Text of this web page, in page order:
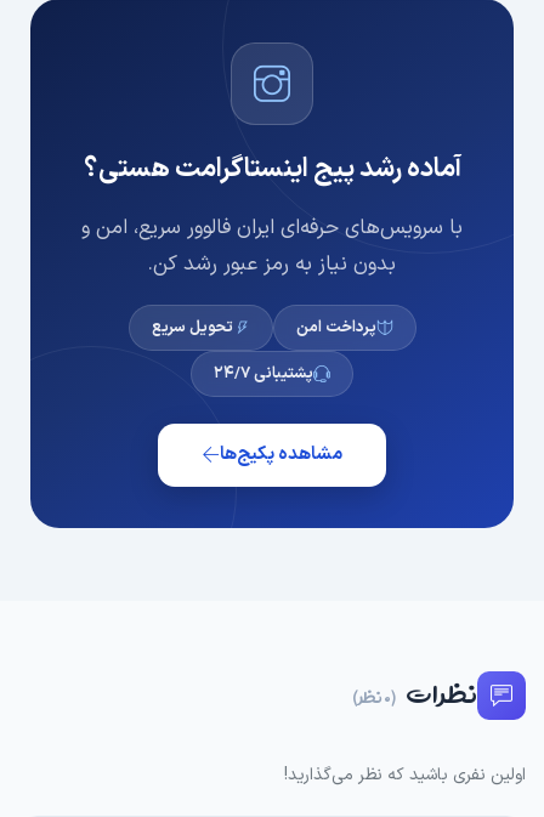
آماده رشد پیج اینستاگرامت هستی؟
با سرویس‌های حرفه‌ای ایران فالوور سریع، امن و
بدون نیاز به رمز عبور رشد کن.
پرداخت امن
تحویل سریع
پشتیبانی ۲۴/۷
مشاهده پکیج‌ها
نظرات (0 نظر)
اولین نفری باشید که نظر می‌گذارید!